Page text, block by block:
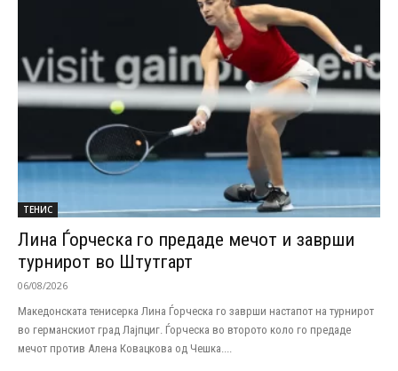
ТЕНИС
Лина Ѓорческа го предаде мечот и заврши
турнирот во Штутгарт
06/08/2026
Македонската тенисерка Лина Ѓорческа го заврши настапот на турнирот
во германскиот град Лајпциг. Ѓорческа во второто коло го предаде
мечот против Алена Ковацкова од Чешка....